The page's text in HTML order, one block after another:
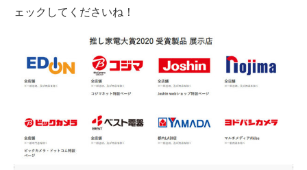
ェックしてくださいね！